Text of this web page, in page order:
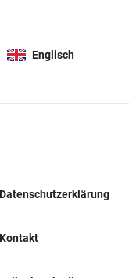
Englisch
Datenschutzerklärung
Kontakt